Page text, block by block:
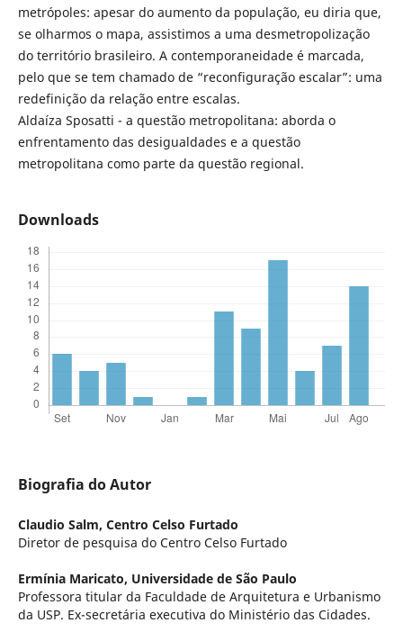
metrópoles: apesar do aumento da população, eu diria que,
se olharmos o mapa, assistimos a uma desmetropolização
do território brasileiro. A contemporaneidade é marcada,
pelo que se tem chamado de “reconfiguração escalar”: uma
redefinição da relação entre escalas.
Aldaíza Sposatti - a questão metropolitana: aborda o
enfrentamento das desigualdades e a questão
metropolitana como parte da questão regional.
Downloads
Biografia do Autor
Claudio Salm, Centro Celso Furtado
Diretor de pesquisa do Centro Celso Furtado
Ermínia Maricato, Universidade de São Paulo
Professora titular da Faculdade de Arquitetura e Urbanismo
da USP. Ex-secretária executiva do Ministério das Cidades.